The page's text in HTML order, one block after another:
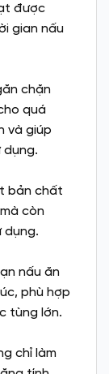
được
gian nấu
chặn
quá
và giúp
dụng.
bản chất
còn
dụng.
nấu ăn
phù hợp
tùng lớn.
chỉ làm